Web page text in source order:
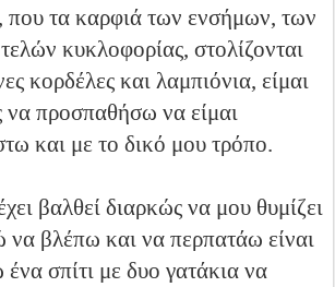
που τα καρφιά των ενσήμων, των
κυκλοφορίας, στολίζονται
κορδέλες και λαμπιόνια, είμαι
προσπαθήσω να είμαι
και με το δικό μου τρόπο.
βαλθεί διαρκώς να μου θυμίζει
να βλέπω και να περπατάω είναι
σπίτι με δυο γατάκια να